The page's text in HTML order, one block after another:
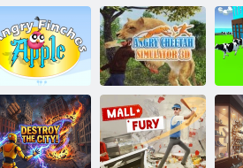
Rozzlobený
Finches
Hungry Cheetah
Simulator 3D